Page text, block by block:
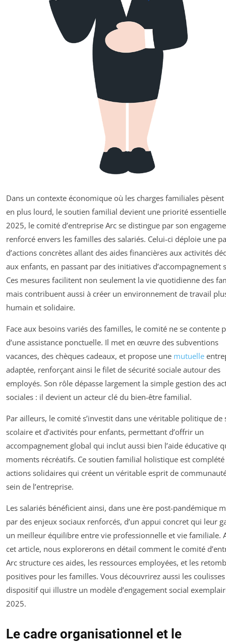
Dans un contexte économique où les charges familiales
en plus lourd, le soutien familial devient une priorité
2025, le comité d’entreprise Arc se distingue par son
renforcé envers les familles des salariés. Celui-ci déploie une
d’actions concrètes allant des aides financières aux activités
aux enfants, en passant par des initiatives d’accompagnement
Ces mesures facilitent non seulement la vie quotidienne des
mais contribuent aussi à créer un environnement de travail
humain et solidaire.
Face aux besoins variés des familles, le comité ne se contente
d’une assistance ponctuelle. Il met en œuvre des subventions
vacances, des chèques cadeaux, et propose une mutuelle
adaptée, renforçant ainsi le filet de sécurité sociale autour des
employés. Son rôle dépasse largement la simple gestion des
sociales : il devient un acteur clé du bien-être familial.
Par ailleurs, le comité s’investit dans une véritable politique de
scolaire et d’activités pour enfants, permettant d’offrir un
accompagnement global qui inclut aussi bien l’aide éducative
moments récréatifs. Ce soutien familial holistique est
actions solidaires qui créent un véritable esprit de
sein de l’entreprise.
Les salariés bénéficient ainsi, dans une ère post-pandémique
par des enjeux sociaux renforcés, d’un appui concret qui leur
un meilleur équilibre entre vie professionnelle et vie familiale.
cet article, nous explorerons en détail comment le comité
Arc structure ces aides, les ressources employées, et les
positives pour les familles. Vous découvrirez aussi les
dispositif qui illustre un modèle d’engagement social
2025.
Le cadre organisationnel et le